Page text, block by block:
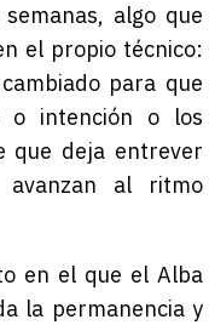
algo que
el propio técnico:
para que
o intención o los
que deja entrever
avanzan al ritmo
en el que el Alba
la permanencia y